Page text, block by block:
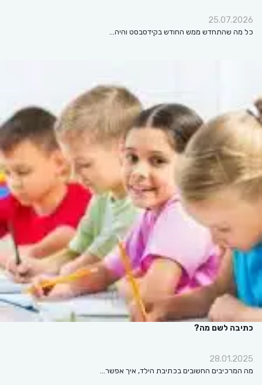
25.07.2026
כל מה שהתחדש ממש החודש בקידסבסט והיה…
כתיבה לשם מה?
28.01.2025
מה המרכיבים החשובים בכתיבת הילד, איך אפשר…